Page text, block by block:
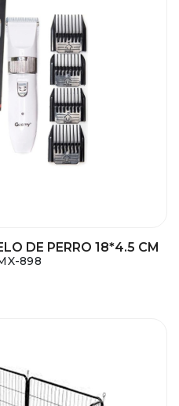
DE PERRO 18*4.5 CM
898